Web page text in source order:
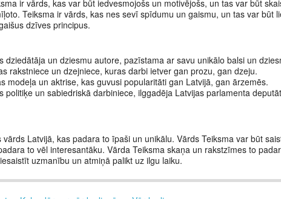
ir vārds, kas var būt iedvesmojošs un motivējošs, un tas var būt
Teiksma ir vārds, kas nes sevī spīdumu un gaismu, un tas var būt
dzīves principus.
dziedātāja un dziesmu autore, pazīstama ar savu unikālo balsi un
rakstniece un dzejniece, kuras darbi ietver gan prozu, gan dzeju.
modeļa un aktrise, kas guvusi popularitāti gan Latvijā, gan ārzemēs.
politiķe un sabiedriskā darbiniece, ilggadēja Latvijas parlamenta
Latvijā, kas padara to īpaši un unikālu. Vārds Teiksma var būt
to vēl interesantāku. Vārda Teiksma skaņa un rakstzīmes to
uzmanību un atmiņā palikt uz ilgu laiku.